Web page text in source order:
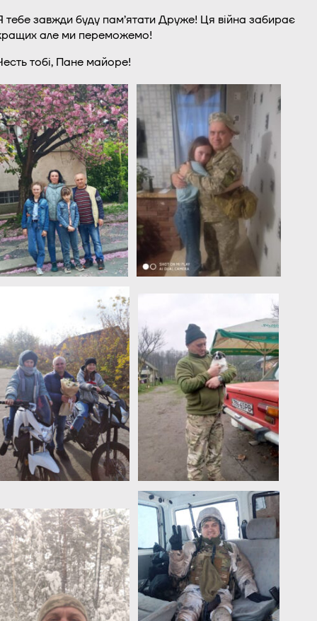
тебе завжди буду пам’ятати Друже! Ця війна забирає
але ми переможемо!
тобі, Пане майоре!